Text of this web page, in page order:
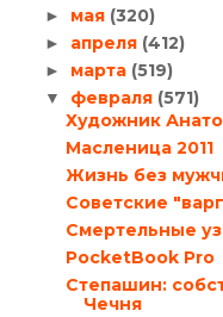
► мая (320)
► апреля (412)
► марта (519)
▼ февраля (571)
Художник
Масленица 2011
Жизнь без
Советские
Смертельные
PocketBook Pro
Степашин:
Чечня